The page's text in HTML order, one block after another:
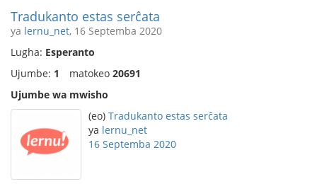
Tradukanto estas serĉata
ya lernu_net, 16 Septemba 2020
Lugha: Esperanto
Ujumbe: 1 matokeo 20691
Ujumbe wa mwisho
(eo) Tradukanto estas serĉata
ya lernu_net
16 Septemba 2020